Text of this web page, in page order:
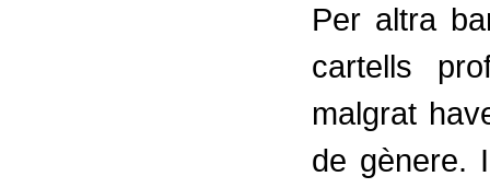
Per altra
cartells
malgrat
de gènere.